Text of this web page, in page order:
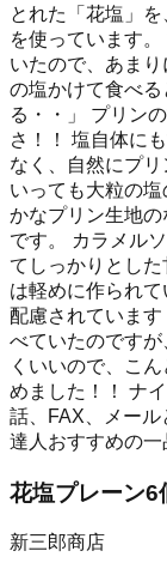
とれた「花塩」
を使っています
いたので、あま
の塩かけて食べ
る・・」 プリン
さ！！ 塩自体に
なく、自然にプ
いっても大粒の
かなプリン生地
です。 カラメル
てしっかりとし
は軽めに作られ
配慮されていま
べていたのです
くいいので、こ
めました！！ ナ
話、FAX、メール
達人おすすめの一
花塩プレーン6
新三郎商店